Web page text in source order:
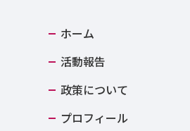
ホーム
活動報告
政策について
プロフィール